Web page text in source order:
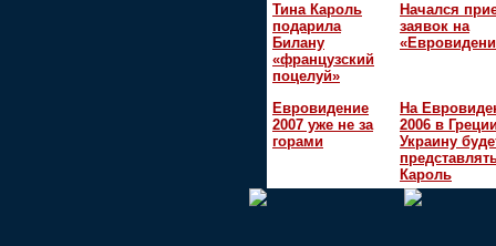
Тина Кароль
подарила
Билану
«французский
поцелуй»
Начался
заявок на
Евровидение
2007 уже не за
горами
На
2006 в
Украину
Кароль